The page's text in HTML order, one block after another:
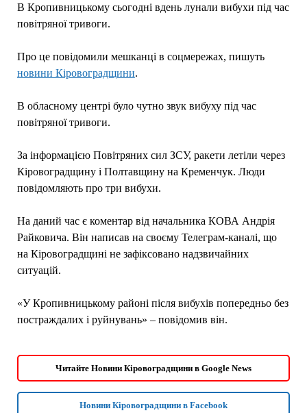
В Кропивницькому сьогодні вдень лунали вибухи під час
повітряної тривоги.
Про це повідомили мешканці в соцмережах, пишуть
новини Кіровоградщини.
В обласному центрі було чутно звук вибуху під час
повітряної тривоги.
За інформацією Повітряних сил ЗСУ, ракети летіли через
Кіровоградщину і Полтавщину на Кременчук. Люди
повідомляють про три вибухи.
На даний час є коментар від начальника КОВА Андрія
Райковича. Він написав на своєму Телеграм-каналі, що
на Кіровоградщині не зафіксовано надзвичайних
ситуацій.
«У Кропивницькому районі після вибухів попередньо без
постраждалих і руйнувань» – повідомив він.
Читайте Новини Кіровоградщини в Google News
Новини Кіровоградщини в Facebook